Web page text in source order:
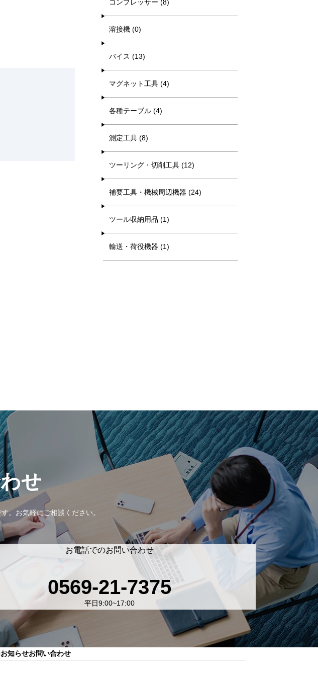
コンプレッサー (8)
溶接機 (0)
バイス (13)
マグネット工具 (4)
各種テーブル (4)
測定工具 (8)
ツーリング・切削工具 (12)
補要工具・機械周辺機器 (24)
ツール収納用品 (1)
輸送・荷役機器 (1)
せ
。 お気軽にご相談ください。
お電話でのお問い合わせ
0569-21-7375
平日9:00~17:00
お知らせお問い合わせ